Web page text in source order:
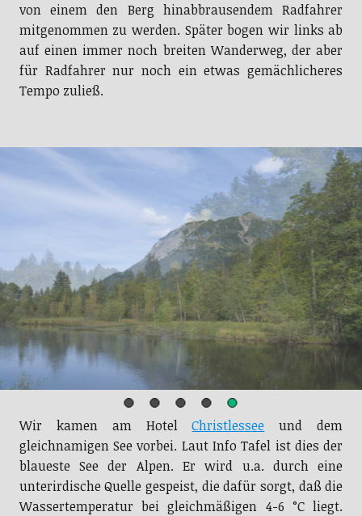
von einem den Berg hinabbrausendem Radfahrer
mitgenommen zu werden. Später bogen wir links ab
auf einen immer noch breiten Wanderweg, der aber
für Radfahrer nur noch ein etwas gemächlicheres
Tempo zuließ.
Wir kamen am HotelChristlessee und dem
gleichnamigen See vorbei. Laut Info Tafel ist dies der
blaueste See der Alpen. Er wird u.a. durch eine
unterirdische Quelle gespeist, die dafür sorgt, daß die
Wassertemperatur bei gleichmäßigen 4-6 °C liegt.